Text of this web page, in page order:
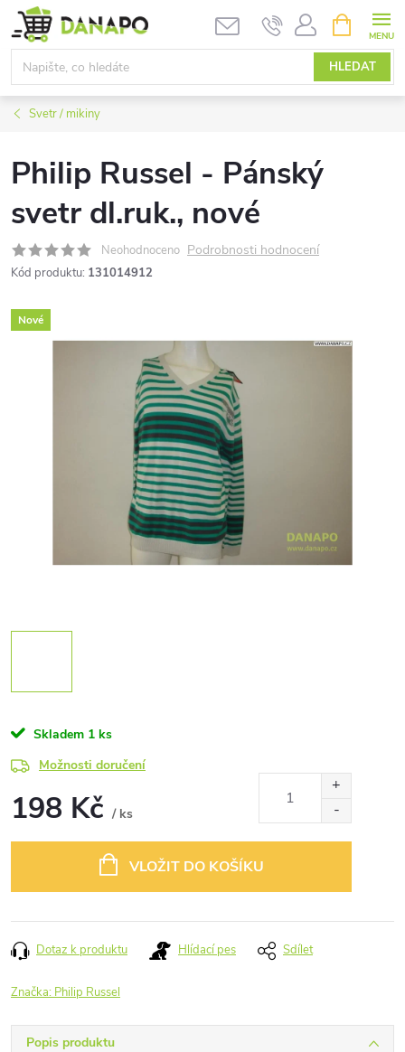
Přejít
na
obsah
HLEDAT
NÁKUPNÍ
KOŠÍK
Svetr / mikiny
Philip Russel - Pánský
svetr dl.ruk., nové
Neohodnoceno Podrobnosti hodnocení
Kód produktu: 131014912
Nové
Skladem 1 ks
Možnosti doručení
198 Kč / ks
VLOŽIT DO KOŠÍKU
Dotaz k produktu Hlídací pes Sdílet
Značka: Philip Russel
Popis produktu